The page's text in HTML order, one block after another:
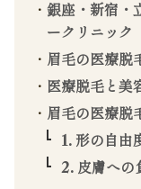
銀座・新宿・
ークリニック
眉毛の医療脱
医療脱毛と美
眉毛の医療脱
1. 形の自由
2. 皮膚への